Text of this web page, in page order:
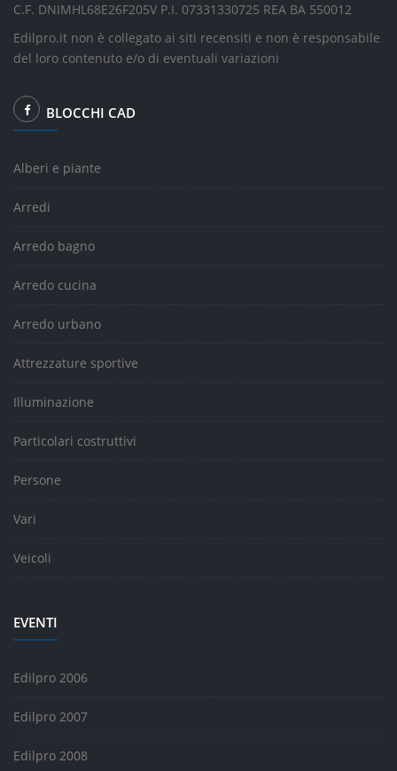
C.F. DNIMHL68E26F205V P.I. 07331330725 REA BA 550012
Edilpro.it non è collegato ai siti recensiti e non è responsabile
del loro contenuto e/o di eventuali variazioni
BLOCCHI CAD
Alberi e piante
Arredi
Arredo bagno
Arredo cucina
Arredo urbano
Attrezzature sportive
Illuminazione
Particolari costruttivi
Persone
Vari
Veicoli
EVENTI
Edilpro 2006
Edilpro 2007
Edilpro 2008